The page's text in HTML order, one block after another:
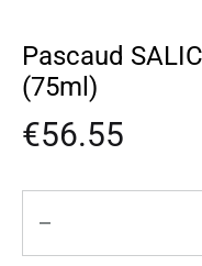
Pascaud
(75ml)
€56.55